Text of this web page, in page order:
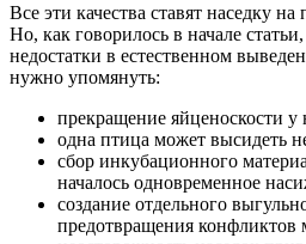
Все эти качества ставят наседку
Но, как говорилось в начале
недостатки в естественном
нужно упомянуть:
прекращение яйценоскости у
одна птица может высидеть
сбор инкубационного
началось одновременное
создание отдельного
предотвращения конфликтов